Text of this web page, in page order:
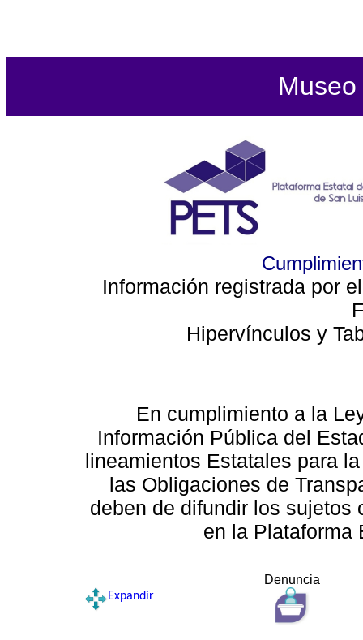
Información registrada por
Hipervínculos y
En cumplimiento a la
Información Pública del
lineamientos Estatales para
las Obligaciones de
deben de difundir los sujetos
en la Plataforma
Denuncia
Expandir